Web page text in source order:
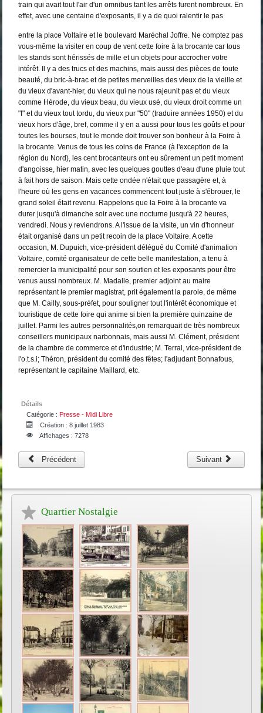
train qui avait tout l'air d'un omnibus tant les arrêts furent nombreux. En
effet, avec une centaine d'exposants, il y a de quoi ralentir le pas
entre la place Voltaire et le boulevard Maréchal Joffre. Ne comptez pas
vous-même la visiter en coup de vent cette foire à la brocante car tous
les stands sont hérissés de mille et un objets pour accrocher votre
intérêt. Il y a des trucs et des machins, mais aussi des pièces de toute
beauté, du bric-à-brac et de petites merveilles des vieux de la vieille et
du vieux d'avant-hier, du vieux qui ne nous rajeunit pas et du vieux
comme Hérode, du vieux beau, du vieux usé, du vieux droit comme un
"I" et du vieux tout tordu, du vieux pur "50" (traduire années 1950) et du
vieux hors d'âge, bref, comme il y en a aussi pour tous les goûts et pour
toutes les bourses, tout le monde doit trouver son bonheur à la Foire à
la brocante. Venus de tous les coins de France (à l'exception de la
région du Nord), les cent brocanteurs ont eu sûrement un petit moment
d'angoisse, hier matin, avec les quelques gouttes d'eau d'une pluie tout
à fait hors de saison. Mais cette ondée n'était que passagère et, à
l'heure où les gens en vacances commencent tout juste à s'ébrouer, le
grand soleil était revenu. Rappelons que la Foire à la brocante va
durer jusqu'à dimanche soir avec une nocturne jusqu'à 22 heures,
vendredi. Nous y reviendrons. A l'issue de la visite, un vin d'honneur
était organisé dans un petit recoin de la place Voltaire. A cette
occasion, M. Dupuich, vice-président délégué du Comité d'animation
Voltaire, comité organisateur de cette belle manifestation, a tenu à
remercier la municipalité pour son soutien et les exposants pour être
venus aussi nombreux. M. Madalle, premier adjoint au maire
représentant le premier magistrat, prit également la parole, de même
que M. Cailly, sous-préfet, pour souligner tout l'intérêt économique et
touristique de cette foire qui anime si bien la première quinzaine de
juillet. Parmi les autres personnalités,on remarquait de très nombreux
conseillers municipaux narbonnais, mais aussi M. Clément, président
de la chambre de commerce et d'industrie; M. Terral, vice-président de
l'o.t.s.i; Théron, président du comité des fêtes; l'adjudant Bonnafous,
représentant le capitaine Maillard, etc.
Détails
Catégorie : Presse - Midi Libre
Création : 8 juillet 1983
Affichages : 7278
Précédent Suivant
Quartier Nostalgie